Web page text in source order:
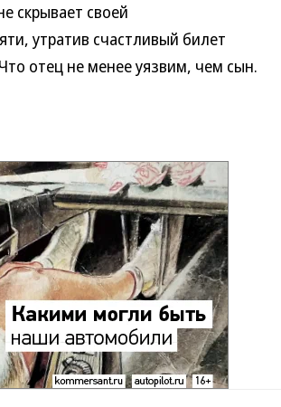
скрывает своей
утратив счастливый билет
отец не менее уязвим, чем сын.